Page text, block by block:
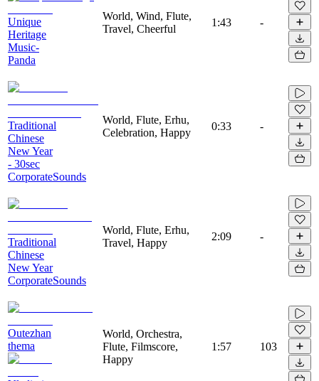
Unique
Heritage
Music-
Panda
World, Wind, Flute,
Travel, Cheerful
1:43 -
Traditional
Chinese
New Year
- 30sec
CorporateSounds
World, Flute, Erhu,
Celebration, Happy
0:33 -
Traditional
Chinese
New Year
CorporateSounds
World, Flute, Erhu,
Travel, Happy
2:09 -
Outezhan
thema
World, Orchestra,
Flute, Filmscore,
Happy
1:57 103